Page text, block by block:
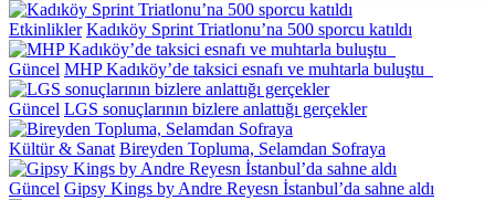
Etkinlikler Kadıköy Sprint Triatlonu’na 500 sporcu katıldı
Güncel MHP Kadıköy’de taksici esnafı ve muhtarla buluştu
Güncel LGS sonuçlarının bizlere anlattığı gerçekler
Kültür & Sanat Bireyden Topluma, Selamdan Sofraya
Güncel Gipsy Kings by Andre Reyesn İstanbul’da sahne aldı